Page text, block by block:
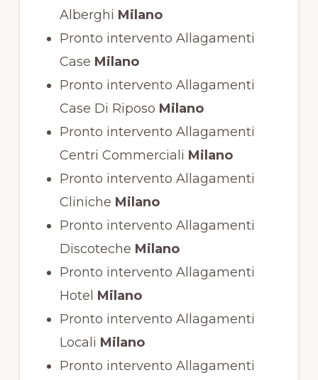
Alberghi Milano
Pronto intervento Allagamenti
Case Milano
Pronto intervento Allagamenti
Case Di Riposo Milano
Pronto intervento Allagamenti
Centri Commerciali Milano
Pronto intervento Allagamenti
Cliniche Milano
Pronto intervento Allagamenti
Discoteche Milano
Pronto intervento Allagamenti
Hotel Milano
Pronto intervento Allagamenti
Locali Milano
Pronto intervento Allagamenti